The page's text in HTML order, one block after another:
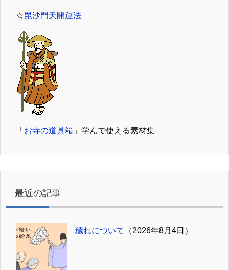
☆毘沙門天開運法
「 お寺の道具箱 」学んで使える素材集
最近の記事
穢れについて （2026年8月4日）